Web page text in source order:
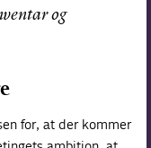
og
for, at der kommer